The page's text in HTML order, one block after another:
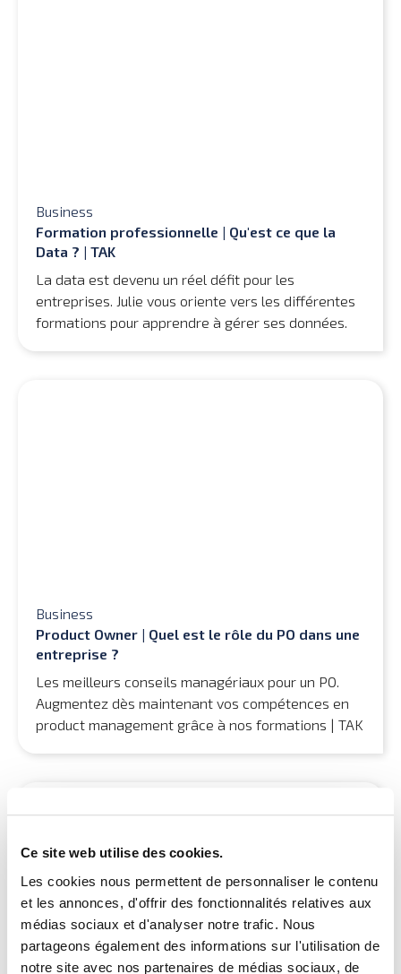
Ce site web utilise des cookies.
Les cookies nous permettent de personnaliser le contenu
et les annonces, d'offrir des fonctionnalités relatives aux
médias sociaux et d'analyser notre trafic. Nous
partageons également des informations sur l'utilisation de
notre site avec nos partenaires de médias sociaux, de
Business
Formation professionnelle | Qu'est ce que la
Data ? | TAK
La data est devenu un réel défit pour les
entreprises. Julie vous oriente vers les différentes
formations pour apprendre à gérer ses données.
Business
Product Owner | Quel est le rôle du PO dans une
entreprise ?
Les meilleurs conseils managériaux pour un PO.
Augmentez dès maintenant vos compétences en
product management grâce à nos formations | TAK